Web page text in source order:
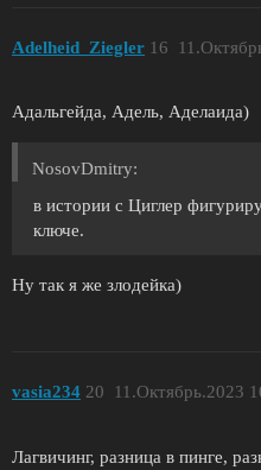
Adelheid_Ziegler 16
Адальгейда, Адель, Аделаида)
NosovDmitry:
в истории с Циглер
ключе.
Ну так я же злодейка)
vasia234 11.Октябрь.2023
20
Лагвичинг, разница в пинге,